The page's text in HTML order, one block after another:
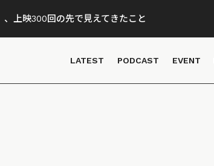
、上映300回の先で見えてきたこと
LATEST PODCAST EVENT